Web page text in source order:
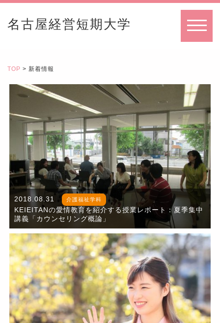
名古屋経営短期大学
TOP > 新着情報
2018.08.31 介護福祉学科
KEIEITANの愛情教育を紹介する授業レポート：夏季集中
講義「カウンセリング概論」